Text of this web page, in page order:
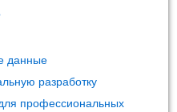
данные
разработку
профессиональных